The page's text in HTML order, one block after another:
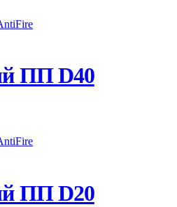
ПП D40
ПП D20